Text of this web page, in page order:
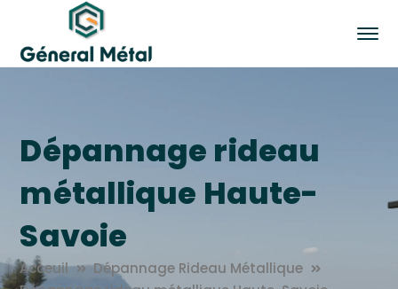
Dépannage rideau
métallique Haute-
Savoie
Acceuil
Dépannage Rideau Métallique